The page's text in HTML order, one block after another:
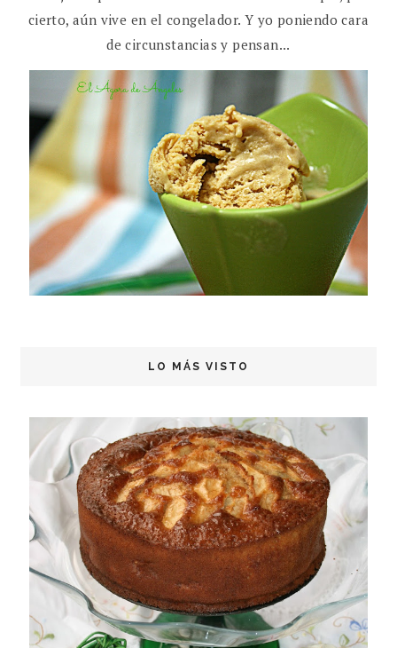
cierto, aún vive en el congelador. Y yo poniendo cara
de circunstancias y pensan...
LO MÁS VISTO